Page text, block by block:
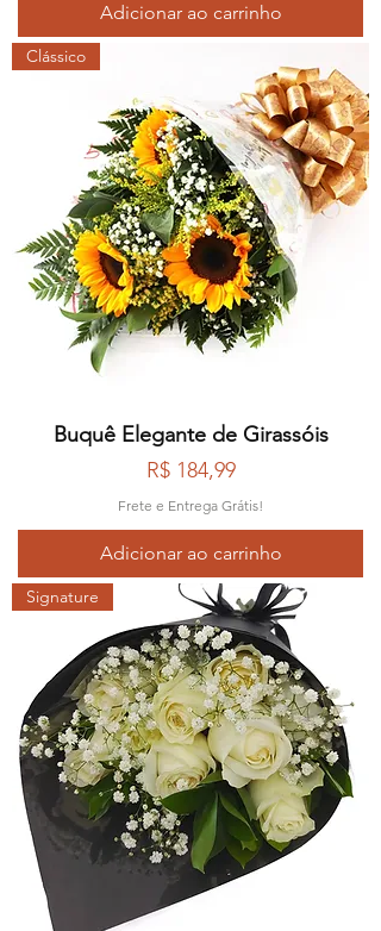
Adicionar ao carrinho
Clássico
Buquê Elegante de Girassóis
Preço
R$ 184,99
Frete e Entrega Grátis!
Adicionar ao carrinho
Signature